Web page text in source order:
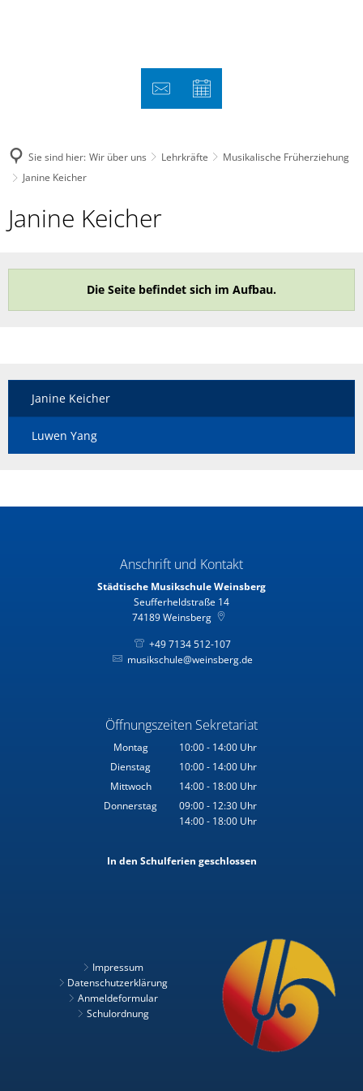
Sie sind hier: Wir über uns Lehrkräfte
Musikalische Früherziehung
Janine Keicher
Janine
Janine Keicher
Die Seite befindet sich im Aufbau.
Janine Keicher
Luwen Yang
Anschrift und Kontakt
Städtische Musikschule Weinsberg
Seufferheldstraße 14
74189Weinsberg
+49 7134 512-107
musikschule@weinsberg.de
Öffnungszeiten Sekretariat
Montag 10:00- 14:00 Uhr
Von 10:00 bis 14:00 Uhr
Dienstag 10:00- 14:00 Uhr
Von 10:00 bis 14:00 Uhr
Mittwoch 14:00- 18:00 Uhr
Von 14:00 bis 18:00 Uhr
Donnerstag 09:00- 12:30 Uhr
Von 09:00 bis 12:30 Uhr
14:00- 18:00 Uhr
In den Schulferien geschlossen
Impressum
Datenschutzerklärung
Anmeldeformular
Schulordnung